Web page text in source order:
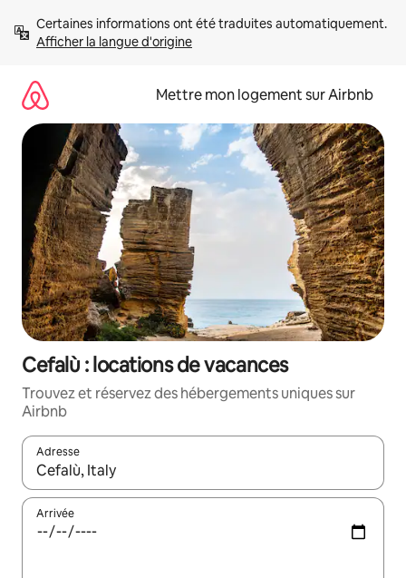
directement
Afficher la langue d'origine
Mettre mon logement sur Airbnb
Cefalù : locations de vacances
Trouvez et réservez des hébergements uniques sur
Airbnb
Adresse
Lorsque les résultats s'affichent, utilisez les flèches vers le
Arrivée